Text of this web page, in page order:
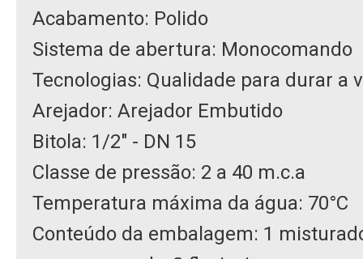
Acabamento: Polido
Sistema de abertura: Monocomando
Tecnologias: Qualidade para durar a
Arejador: Arejador Embutido
Bitola: 1/2" - DN 15
Classe de pressão: 2 a 40 m.c.a
Temperatura máxima da água: 70°C
Conteúdo da embalagem: 1